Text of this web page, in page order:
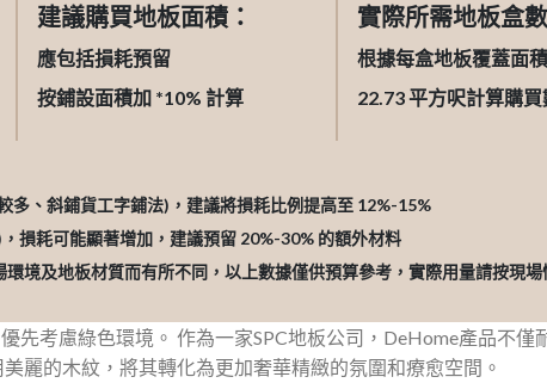
建議購買地板面積：
應包括損耗預留
按鋪設面積加 *10% 計算
實際所需地板盒數
根據每盒地板覆蓋面積
22.73平方呎計算購買
多、斜鋪貨工字鋪法)，建議將損耗比例提高至 12%-15%
損耗可能顯著增加，建議預留 20%-30% 的額外材料
境及地板材質而有所不同，以上數據僅供預算參考，實際用量請按現場
先考慮綠色環境。 作為一家SPC地板公司，DeHome產品不僅
麗的木紋，將其轉化為更加奢華精緻的氛圍和療愈空間。